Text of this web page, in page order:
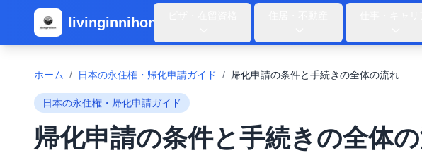
livinginnihon
ホーム / 日本の永住権・帰化申請ガイド / 帰化申請の条件と手続きの全体の流れ
日本の永住権・帰化申請ガイド
帰化申請の条件と手続きの全体